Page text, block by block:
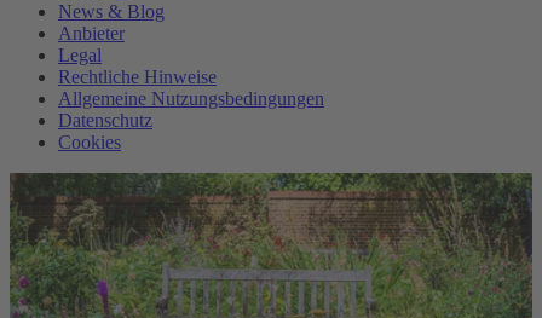
News & Blog
Anbieter
Legal
Rechtliche Hinweise
Allgemeine Nutzungsbedingungen
Datenschutz
Cookies